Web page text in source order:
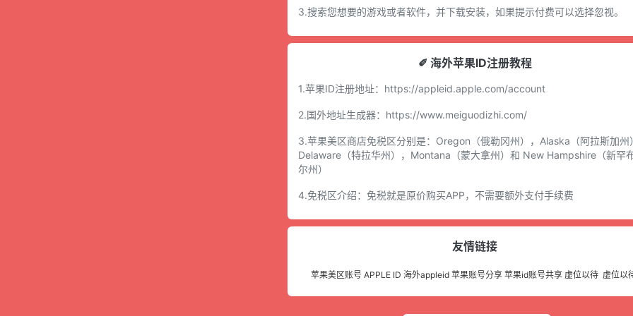
3.搜索您想要的游戏或者软件，并下载安装，如果提示付费可以选择忽视。
✐ 海外苹果ID注册教程
1.苹果ID注册地址： https://appleid.apple.com/account
2.国外地址生成器： https://www.meiguodizhi.com/
3.苹果美区商店免税区分别是：Oregon（俄勒冈州），Alaska（阿拉斯加州
Delaware（特拉华州），Montana（蒙大拿州）和 New Hampshire（新罕
尔州）
4.免税区介绍：免税就是原价购买APP，不需要额外支付手续费
友情链接
苹果美区账号 APPLE ID 海外appleid 苹果账号分享 苹果id账号共享 虚位以待 虚位以